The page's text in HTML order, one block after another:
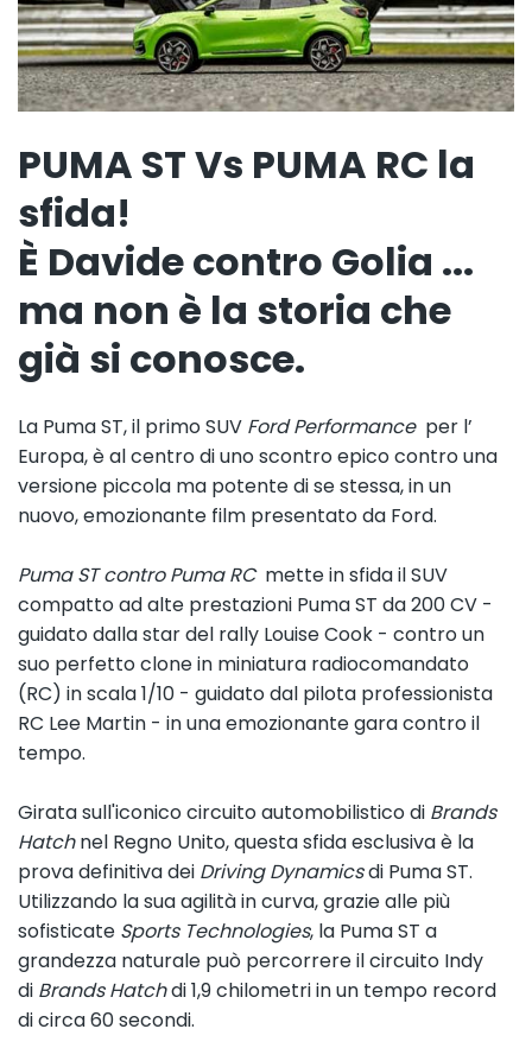
PUMA ST Vs PUMA RC la
sfida!
È Davide contro Golia ...
ma non è la storia che
già si conosce.
La Puma ST, il primo SUV Ford Performanceper l’
Europa, è al centro di uno scontro epico contro una
versione piccola ma potente di se stessa, in un
nuovo, emozionante film presentato da Ford.
Puma ST contro Puma RCmette in sfida il SUV
compatto ad alte prestazioni Puma ST da 200 CV -
guidato dalla star del rally Louise Cook - contro un
suo perfetto clone in miniatura radiocomandato
(RC) in scala 1/10 - guidato dal pilota professionista
RC Lee Martin - in una emozionante gara contro il
tempo.
Girata sull'iconico circuito automobilistico di Brands
Hatchnel Regno Unito, questa sfida esclusiva è la
prova definitiva dei Driving Dynamicsdi Puma ST.
Utilizzando la sua agilità in curva, grazie alle più
sofisticate Sports Technologies, la Puma ST a
grandezza naturale può percorrere il circuito Indy
di Brands Hatchdi 1,9 chilometri in un tempo record
di circa 60 secondi.